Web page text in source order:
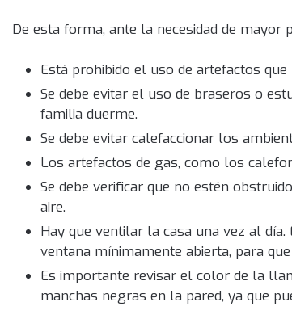
De esta forma, ante la necesidad de mayor
Está prohibido el uso de artefactos
Se debe evitar el uso de braseros o
familia duerme.
Se debe evitar calefaccionar los
Los artefactos de gas, como los
Se debe verificar que no estén
aire.
Hay que ventilar la casa una vez al
ventana mínimamente abierta, para
Es importante revisar el color de la
manchas negras en la pared, ya que